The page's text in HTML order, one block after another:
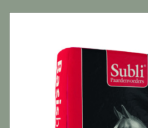
Knaagdieren